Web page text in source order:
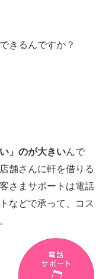
きるんですか？
」のが大きいんで
舗さんに軒を借りる
さまサポートは電話
などで承って、コス